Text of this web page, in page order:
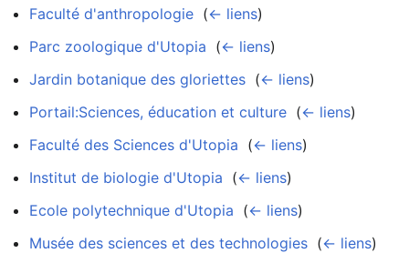
Faculté d'anthropologie (← liens)
Parc zoologique d'Utopia (← liens)
Jardin botanique des gloriettes (← liens)
Portail:Sciences, éducation et culture (← liens)
Faculté des Sciences d'Utopia (← liens)
Institut de biologie d'Utopia (← liens)
Ecole polytechnique d'Utopia (← liens)
Musée des sciences et des technologies (← liens)